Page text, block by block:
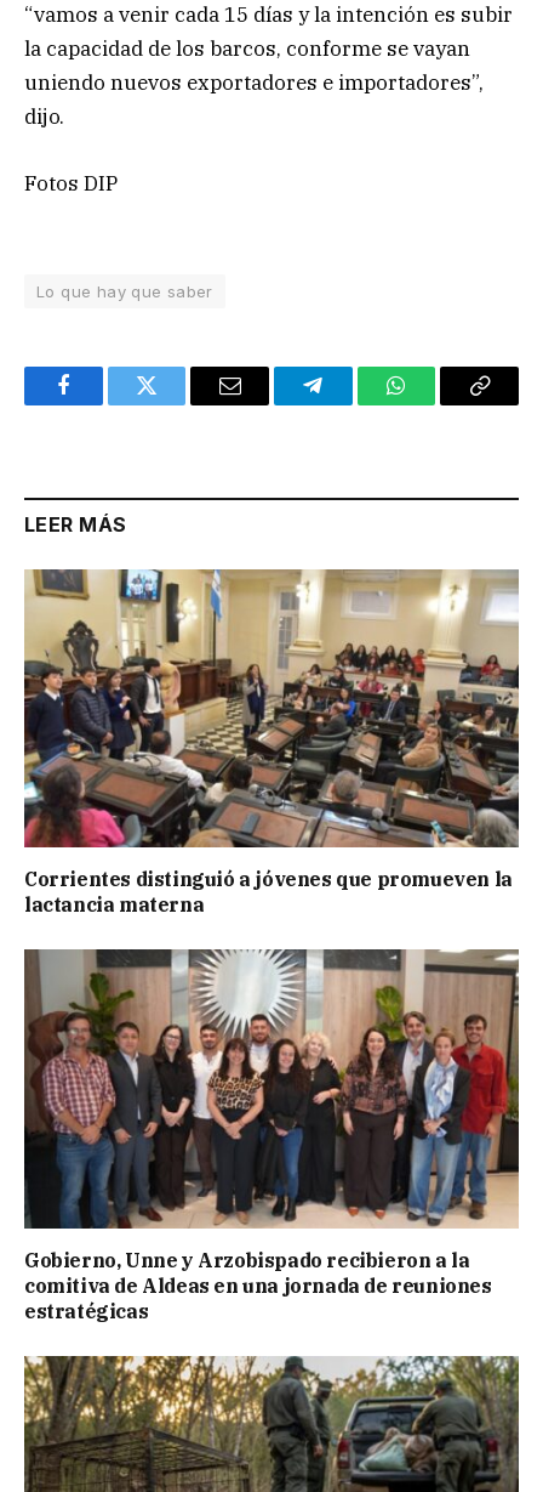
“vamos a venir cada 15 días y la intención es subir
la capacidad de los barcos, conforme se vayan
uniendo nuevos exportadores e importadores”,
dijo.
Fotos DIP
Lo que hay que saber
FacebookTwitter Email TelegramWhatsAppCopy
LEER MÁS
Corrientes distinguió a jóvenes que promueven la
lactancia materna
Gobierno, Unne y Arzobispado recibieron a la
comitiva de Aldeas en una jornada de reuniones
estratégicas